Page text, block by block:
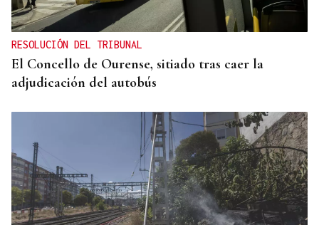
RESOLUCIÓN DEL TRIBUNAL
El Concello de Ourense, sitiado tras caer la
adjudicación del autobús